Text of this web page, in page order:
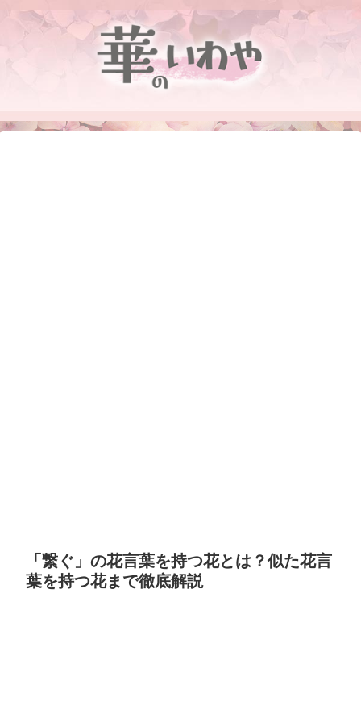
「繋ぐ」の花言葉を持つ花とは？似た花言
葉を持つ花まで徹底解説